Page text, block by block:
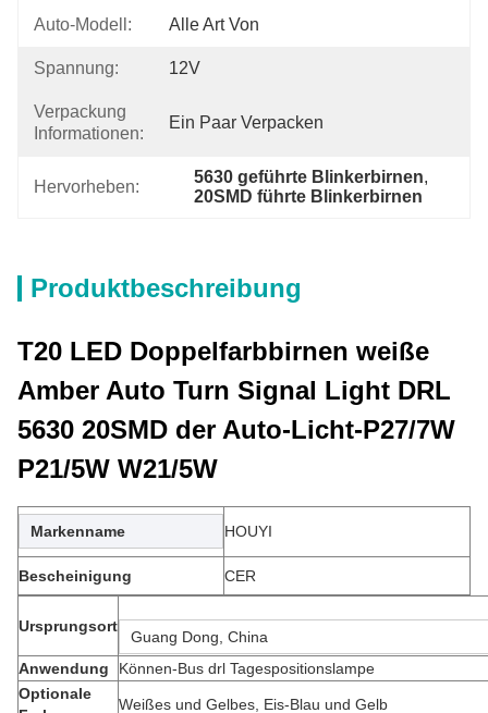
Auto-Modell: Alle Art Von
Spannung: 12V
Verpackung
Informationen:
Ein Paar Verpacken
Hervorheben:
5630 geführte Blinkerbirnen,
20SMD führte Blinkerbirnen
Produktbeschreibung
T20 LED Doppelfarbbirnen weiße
Amber Auto Turn Signal Light DRL
5630 20SMD der Auto-Licht-P27/7W
P21/5W W21/5W
Markenname HOUYI
Bescheinigung CER
Ursprungsort
Guang Dong, China
Anwendung
Können-Bus drl Tagespositionslampe
Optionale
Weißes und Gelbes, Eis-Blau und Gelb